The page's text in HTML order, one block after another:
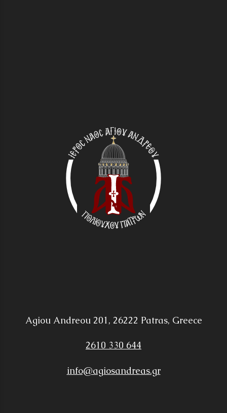
Agiou Andreou 201, 26222 Patras, Greece
2610 330 644
info@agiosandreas.gr